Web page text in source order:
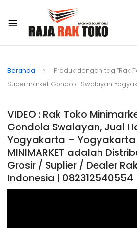
Beranda
Produk dengan tag “Rak
Supermarket Gondola Swalayan
VIDEO : Rak Toko
Gondola Swalayan, Jual
Yogyakarta – Yogyakarta
MINIMARKET adalah
Grosir / Suplier / Dealer
Indonesia | 082312540554